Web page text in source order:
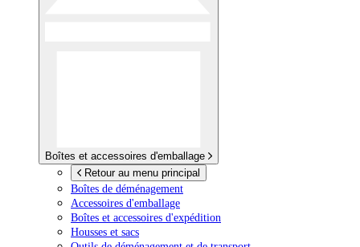
Boîtes et accessoires d'emballage
Retour au menu principal
Boîtes de déménagement
Accessoires d'emballage
Boîtes et accessoires d'expédition
Housses et sacs